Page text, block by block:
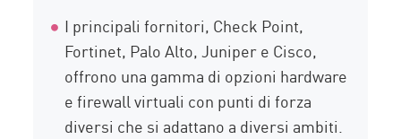
I principali fornitori, Check Point,
Fortinet, Palo Alto, Juniper e Cisco,
offrono una gamma di opzioni hardware
e firewall virtuali con punti di forza
diversi che si adattano a diversi ambiti.